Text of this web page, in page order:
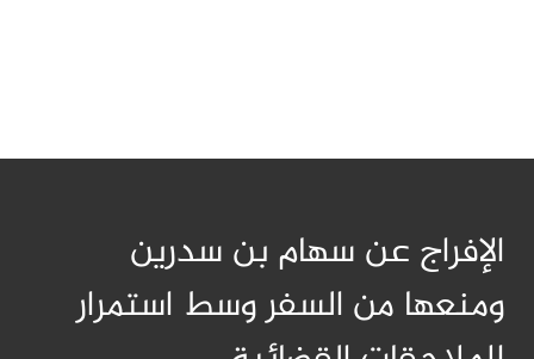
الإفراج عن سهام بن سدرين
ومنعها من السفر وسط استمرار